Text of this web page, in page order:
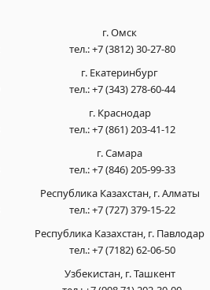
г. Омск
тел.:+7 (3812) 30-27-80
г. Екатеринбург
тел.:+7 (343) 278-60-44
г. Краснодар
тел.:+7 (861) 203-41-12
г. Самара
тел.:+7 (846) 205-99-33
Республика Казахстан, г. Алматы
тел.:+7 (727) 379-15-22
Республика Казахстан, г. Павлодар
тел.:+7 (7182) 62-06-50
Узбекистан, г. Ташкент